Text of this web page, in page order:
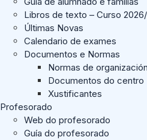
Libros de texto – Curso
Últimas Novas
Calendario de exames
Documentos e Normas
Normas de
Documentos do centro
Xustificantes
Profesorado
Web do profesorado
Guía do profesorado